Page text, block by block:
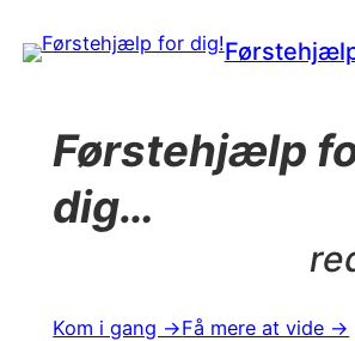
til
Førstehjælp
dig…
Kom i gang →Få mere at vide →